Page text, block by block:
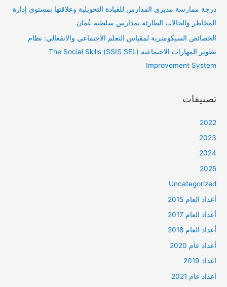
درجة ممارسة مديري المدارس للقيادة التحويلية وعلاقتها بمستوى إدارة
المخاطر والحالات الطارئة بمدارس سلطنة عُمان
الخصائص السيكومترية لمقياس التعلم الاجتماعي والانفعالي: نظام
تطوير المهارات الاجتماعية (SSIS SEL) The Social Skills
Improvement System
تصنيفات
2022
2023
2024
2025
Uncategorized
أعداد العام 2015
أعداد العام 2017
أعداد العام 2018
أعداد عام 2020
اعداد 2019
اعداد عام 2021